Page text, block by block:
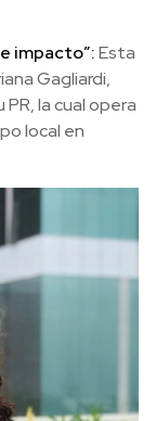
impacto”:Esta
Gagliardi,
la cual opera
local en